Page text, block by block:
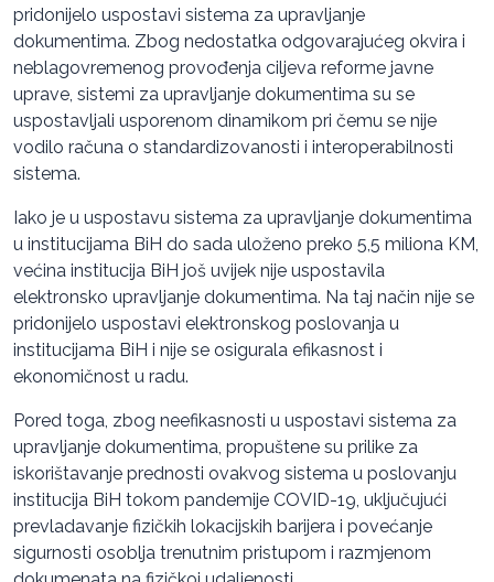
pridonijelo uspostavi sistema za upravljanje
dokumentima. Zbog nedostatka odgovarajućeg okvira i
neblagovremenog provođenja ciljeva reforme javne
uprave, sistemi za upravljanje dokumentima su se
uspostavljali usporenom dinamikom pri čemu se nije
vodilo računa o standardizovanosti i interoperabilnosti
sistema.
Iako je u uspostavu sistema za upravljanje dokumentima
u institucijama BiH do sada uloženo preko 5,5 miliona KM,
većina institucija BiH još uvijek nije uspostavila
elektronsko upravljanje dokumentima. Na taj način nije se
pridonijelo uspostavi elektronskog poslovanja u
institucijama BiH i nije se osigurala efikasnost i
ekonomičnost u radu.
Pored toga, zbog neefikasnosti u uspostavi sistema za
upravljanje dokumentima, propuštene su prilike za
iskorištavanje prednosti ovakvog sistema u poslovanju
institucija BiH tokom pandemije COVID-19, uključujući
prevladavanje fizičkih lokacijskih barijera i povećanje
sigurnosti osoblja trenutnim pristupom i razmjenom